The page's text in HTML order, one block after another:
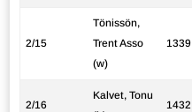
2/15
Tönissön,
Trent Asso
(w)
1339
2/16
Kalvet, Tonu
1432